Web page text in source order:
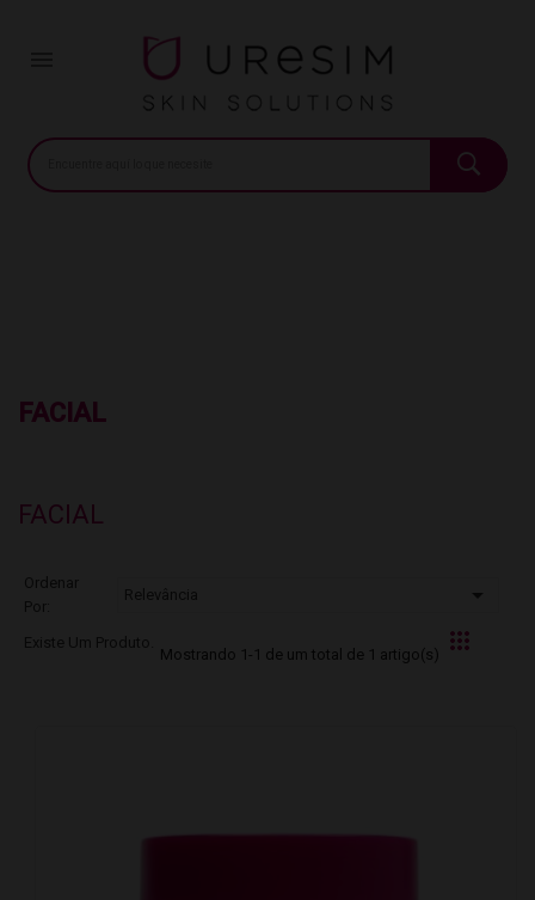
FACIAL
FACIAL
Ordenar
Por:
Relevância 
Existe Um Produto.
Mostrando 1-1 de um total de 1 artigo(s)